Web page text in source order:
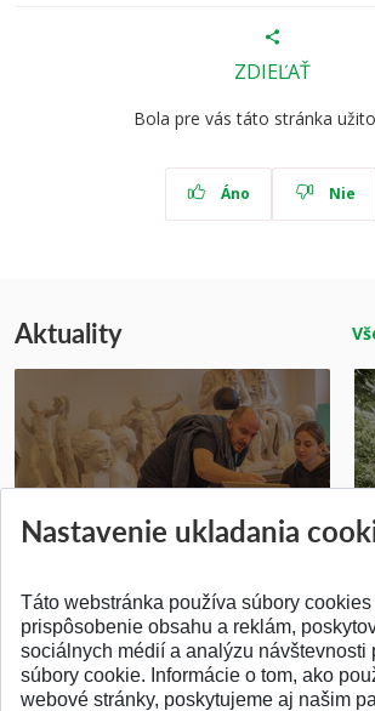
ZDIEĽAŤ
Bola pre vás táto stránka
Áno Nie
Aktuality
Pridané 14.07.2026
Nastavenie ukladania
Táto webstránka používa súbory cookies
prispôsobenie obsahu a reklám,
sociálnych médií a analýzu návštevnosti
súbory cookie. Informácie o tom, ako
webové stránky, poskytujeme aj našim